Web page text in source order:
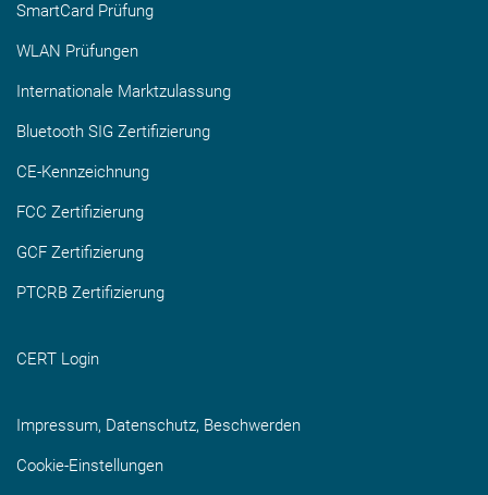
SmartCard Prüfung
WLAN Prüfungen
Internationale Marktzulassung
Bluetooth SIG Zertifizierung
CE-Kennzeichnung
FCC Zertifizierung
GCF Zertifizierung
PTCRB Zertifizierung
CERT Login
Impressum, Datenschutz, Beschwerden
Cookie-Einstellungen